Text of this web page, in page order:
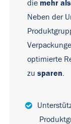
die mehr
Neben der
optimierte
zu sparen